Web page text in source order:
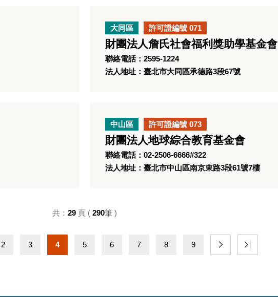
大同區 許可證編號 071
財團法人詹氏社會福利獎助學基金會
聯絡電話：2595-1224
法人地址：臺北市大同區承德路3段67號
中山區 許可證編號 073
財團法人地球綜合教育基金會
聯絡電話：02-2506-6666#322
法人地址：臺北市中山區南京東路3段61號7樓
2 3 4 5 6 7 8 9
共： 29 頁 ( 290筆 )